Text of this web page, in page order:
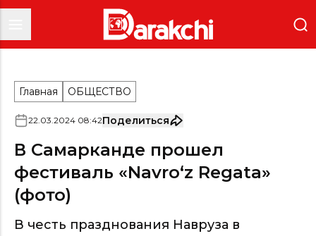
Главная ОБЩЕСТВО
22.03.2024 08:42Поделиться
В Самарканде прошел
фестиваль «Navro‘z Regata»
(фото)
В честь празднования Навруза в